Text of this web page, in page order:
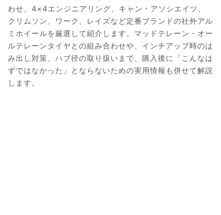
わせ、4×4エンジニアリング、キャン・アソシエイツ、
クリムソン、ワーク、レイズなど定番ブランドの社外アル
ミホイールを厳選して紹介します。マッドテレーン・オー
ルテレーンタイヤとの組み合わせや、インチアップ時のは
み出し対策、ハブ径の取り扱いまで、購入後に「こんなは
ずではなかった」とならないための実用情報も併せて解説
します。